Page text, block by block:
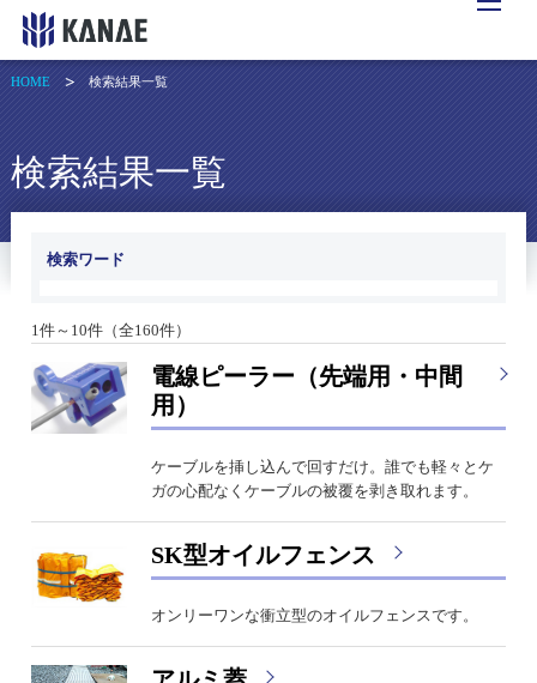
HOME 検索結果一覧
検索結果一覧
検索ワード
1件～10件（全160件）
電線ピーラー（先端用・中間
用）
ケーブルを挿し込んで回すだけ。誰でも軽々とケ
ガの心配なくケーブルの被覆を剥き取れます。
SK型オイルフェンス
オンリーワンな衝立型のオイルフェンスです。